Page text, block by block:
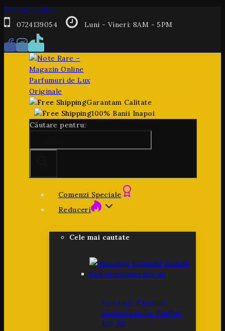
Salt la conținut
0724139054
Luni - Vineri: 8AM - 5PM
Garantam Calitate
100% Banii Inapoi
Căutare pentru:
Comenzi Speciale
Reduceri
Cele mai cautate
Amouage Figment
Woman Eau De Parfum
100 Ml